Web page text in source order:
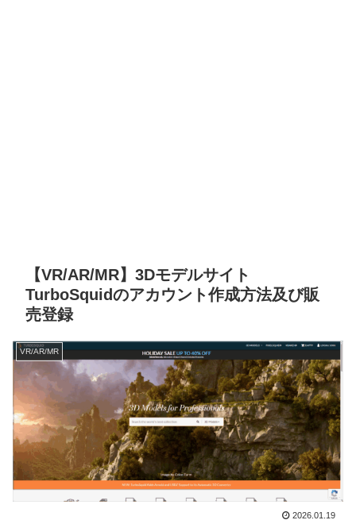
【VR/AR/MR】3Dモデルサイト
TurboSquidのアカウント作成方法及び販
売登録
VR/AR/MR
2026.01.19